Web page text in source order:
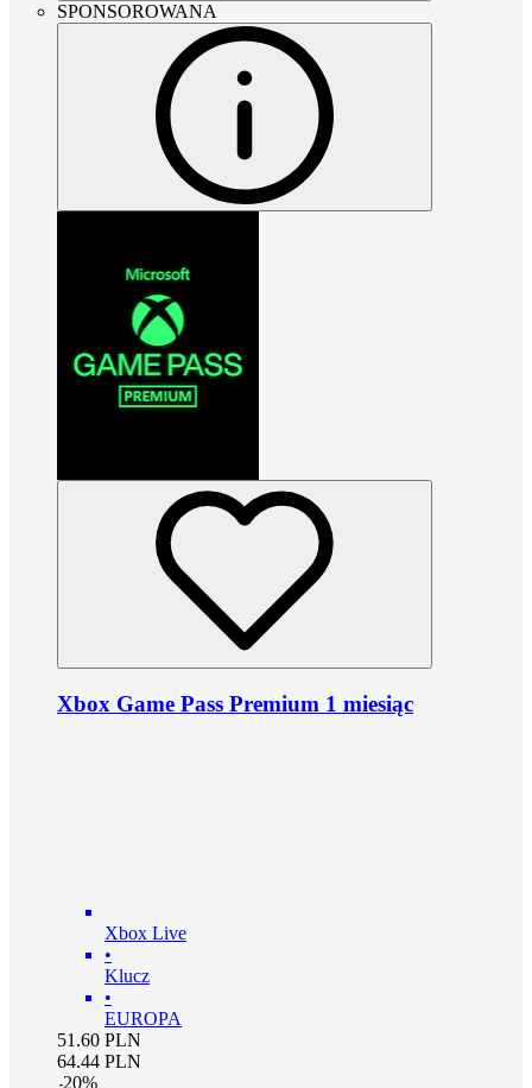
SPONSOROWANA
Xbox Game Pass Premium 1 miesiąc
Xbox Live
•
Klucz
•
EUROPA
51.60 PLN
64.44 PLN
-20%